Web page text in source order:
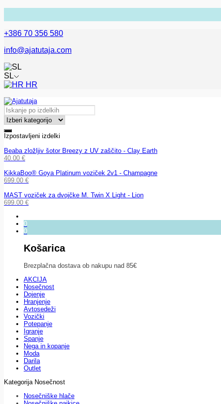
+386 70 356 580
info@ajatutaja.com
SL
HR
Izpostavljeni izdelki
Beaba zložljiv šotor Breezy z UV zaščito - Clay Earth
40.00 €
KikkaBoo® Goya Platinum voziček 2v1 - Champagne
699.00 €
MAST voziček za dvojčke M. Twin X Light - Lion
699.00 €
0
0
Košarica
Brezplačna dostava ob nakupu nad 85€
AKCIJA
Nosečnost
Dojenje
Hranjenje
Avtosedeži
Vozički
Potepanje
Igranje
Spanje
Nega in kopanje
Moda
Darila
Outlet
Kategorija Nosečnost
Nosečniške hlače